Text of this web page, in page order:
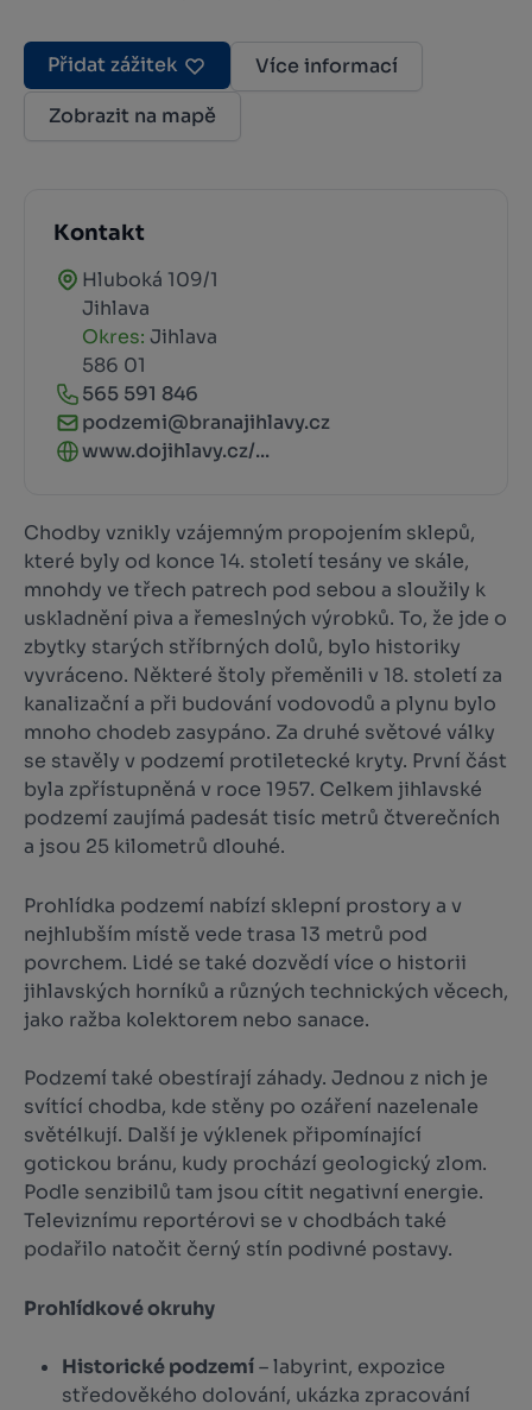
Přidat zážitek
Více informací
Zobrazit na mapě
Kontakt
Hluboká 109/1
Jihlava
Okres: Jihlava
586 01
565 591 846
podzemi@branajihlavy.cz
www.dojihlavy.cz/...
Chodby vznikly vzájemným propojením sklepů,
které byly od konce 14. století tesány ve skále,
mnohdy ve třech patrech pod sebou a sloužily k
uskladnění piva a řemeslných výrobků. To, že jde o
zbytky starých stříbrných dolů, bylo historiky
vyvráceno. Některé štoly přeměnili v 18. století za
kanalizační a při budování vodovodů a plynu bylo
mnoho chodeb zasypáno. Za druhé světové války
se stavěly v podzemí protiletecké kryty. První část
byla zpřístupněná v roce 1957. Celkem jihlavské
podzemí zaujímá padesát tisíc metrů čtverečních
a jsou 25 kilometrů dlouhé.
Prohlídka podzemí nabízí sklepní prostory a v
nejhlubším místě vede trasa 13 metrů pod
povrchem. Lidé se také dozvědí více o historii
jihlavských horníků a různých technických věcech,
jako ražba kolektorem nebo sanace.
Podzemí také obestírají záhady. Jednou z nich je
svítící chodba, kde stěny po ozáření nazelenale
světélkují. Další je výklenek připomínající
gotickou bránu, kudy prochází geologický zlom.
Podle senzibilů tam jsou cítit negativní energie.
Televiznímu reportérovi se v chodbách také
podařilo natočit černý stín podivné postavy.
Prohlídkové okruhy
Historické podzemí– labyrint, expozice
středověkého dolování, ukázka zpracování